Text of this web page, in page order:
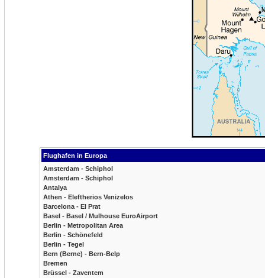
Flughafen in Europa
Amsterdam - Schiphol
Amsterdam - Schiphol
Antalya
Athen - Eleftherios Venizelos
Barcelona - El Prat
Basel - Basel / Mulhouse EuroAirport
Berlin - Metropolitan Area
Berlin - Schönefeld
Berlin - Tegel
Bern (Berne) - Bern-Belp
Bremen
Brüssel - Zaventem